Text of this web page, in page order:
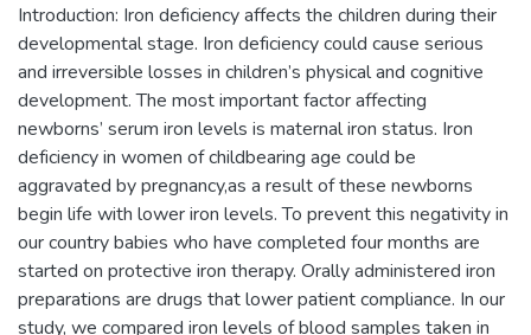
Introduction: Iron deficiency affects the children during their
developmental stage. Iron deficiency could cause serious
and irreversible losses in children’s physical and cognitive
development. The most important factor affecting
newborns’ serum iron levels is maternal iron status. Iron
deficiency in women of childbearing age could be
aggravated by pregnancy,as a result of these newborns
begin life with lower iron levels. To prevent this negativity in
our country babies who have completed four months are
started on protective iron therapy. Orally administered iron
preparations are drugs that lower patient compliance. In our
study, we compared iron levels of blood samples taken in